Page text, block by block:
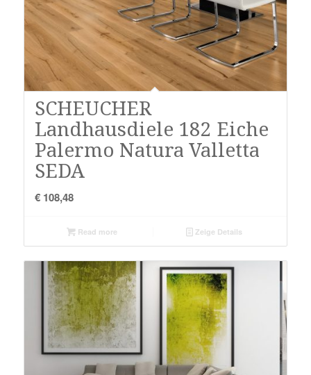
SCHEUCHER
Landhausdiele 182 Eiche
Palermo Natura Valletta
SEDA
€108,48
Read more Zeige Details